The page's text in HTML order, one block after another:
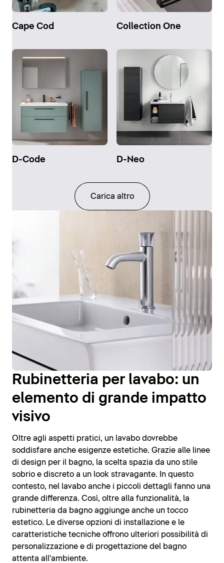
Cape Cod Collection One
D-Code D-Neo
Carica altro
Rubinetteria per lavabo: un
elemento di grande impatto
visivo
Oltre agli aspetti pratici, un lavabo dovrebbe
soddisfare anche esigenze estetiche. Grazie alle linee
di design per il bagno, la scelta spazia da uno stile
sobrio e discreto a un look stravagante. In questo
contesto, nel lavabo anche i piccoli dettagli fanno una
grande differenza. Così, oltre alla funzionalità, la
rubinetteria da bagno aggiunge anche un tocco
estetico. Le diverse opzioni di installazione e le
caratteristiche tecniche offrono ulteriori possibilità di
personalizzazione e di progettazione del bagno
attenta all'ambiente.